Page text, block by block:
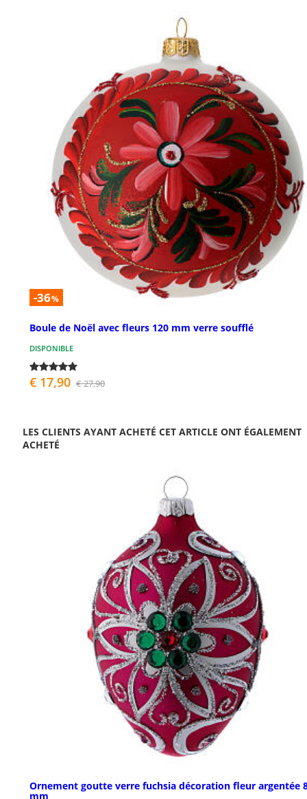
-36%
Boule de Noël avec fleurs 120 mm verre soufflé
DISPONIBLE
€ 17,90 € 27,90
LES CLIENTS AYANT ACHETÉ CET ARTICLE ONT ÉGALEMENT
ACHETÉ
Ornement goutte verre fuchsia décoration fleur argentée
mm